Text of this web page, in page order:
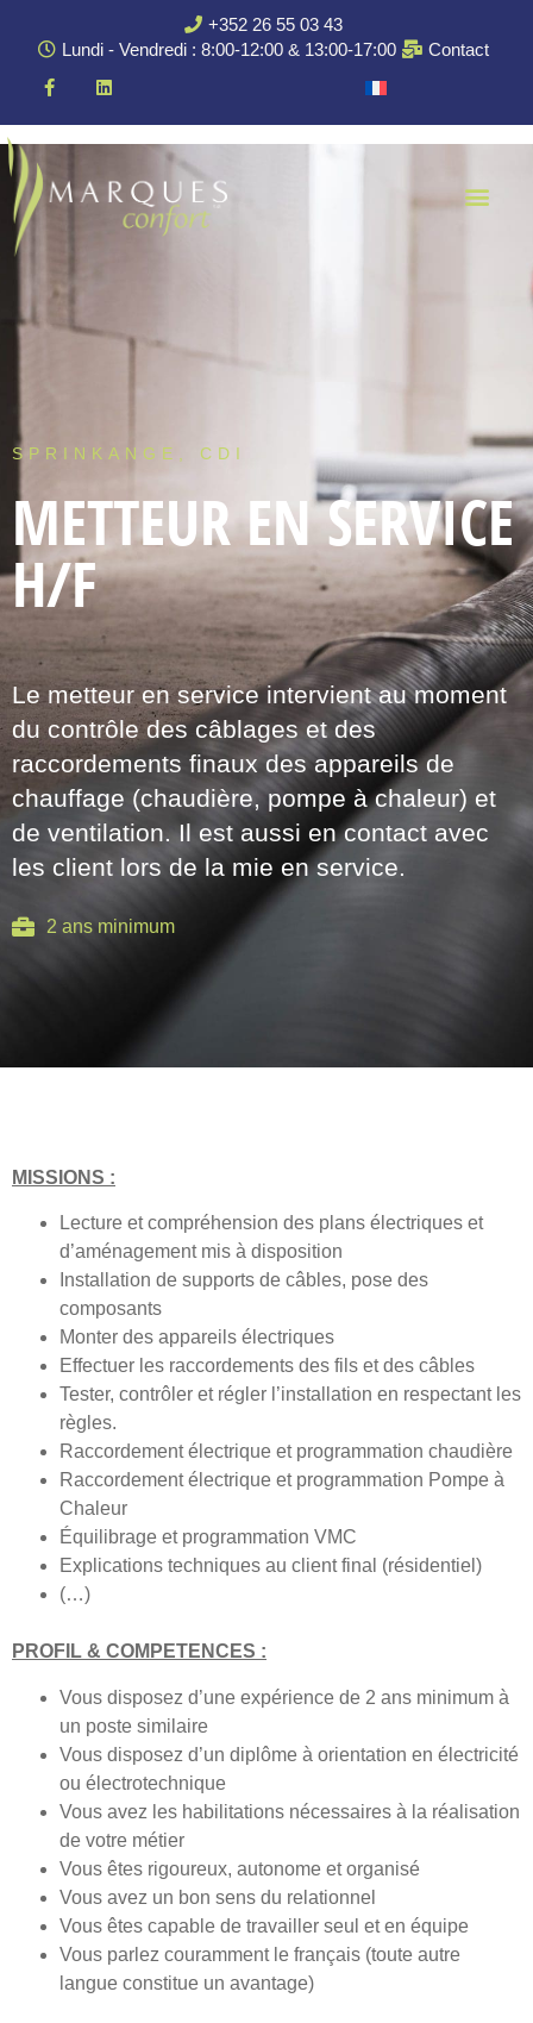
+352 26 55 03 43
Lundi - Vendredi : 8:00-12:00 & 13:00-17:00
Contact
SPRINKANGE, CDI
METTEUR EN SERVICE
H/F
Le metteur en service intervient au moment
du contrôle des câblages et des
raccordements finaux des appareils de
chauffage (chaudière, pompe à chaleur) et
de ventilation. Il est aussi en contact avec
les client lors de la mie en service.
2 ans minimum
MISSIONS :
Lecture et compréhension des plans électriques et
d’aménagement mis à disposition
Installation de supports de câbles, pose des
composants
Monter des appareils électriques
Effectuer les raccordements des fils et des câbles
Tester, contrôler et régler l’installation en respectant les
règles.
Raccordement électrique et programmation chaudière
Raccordement électrique et programmation Pompe à
Chaleur
Équilibrage et programmation VMC
Explications techniques au client final (résidentiel)
(…)
PROFIL & COMPETENCES :
Vous disposez d’une expérience de 2 ans minimum à
un poste similaire
Vous disposez d’un diplôme à orientation en électricité
ou électrotechnique
Vous avez les habilitations nécessaires à la réalisation
de votre métier
Vous êtes rigoureux, autonome et organisé
Vous avez un bon sens du relationnel
Vous êtes capable de travailler seul et en équipe
Vous parlez couramment le français (toute autre
langue constitue un avantage)